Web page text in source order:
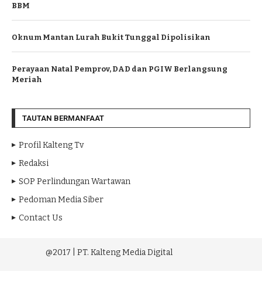
BBM
Oknum Mantan Lurah Bukit Tunggal Dipolisikan
Perayaan Natal Pemprov, DAD dan PGIW Berlangsung
Meriah
TAUTAN BERMANFAAT
Profil Kalteng Tv
Redaksi
SOP Perlindungan Wartawan
Pedoman Media Siber
Contact Us
@2017 | PT. Kalteng Media Digital